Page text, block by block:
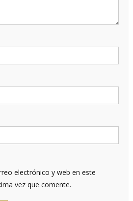
electrónico y web en este
vez que comente.